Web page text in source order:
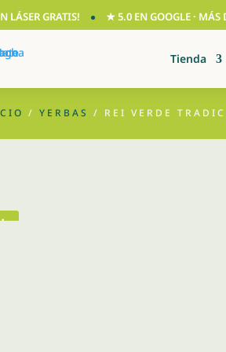
GRATIS! ★ 5.0 EN GOOGLE · MÁS DE
Tienda
/YERBAS / REI VERDE